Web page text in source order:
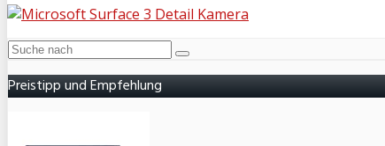
Preistipp und Empfehlung